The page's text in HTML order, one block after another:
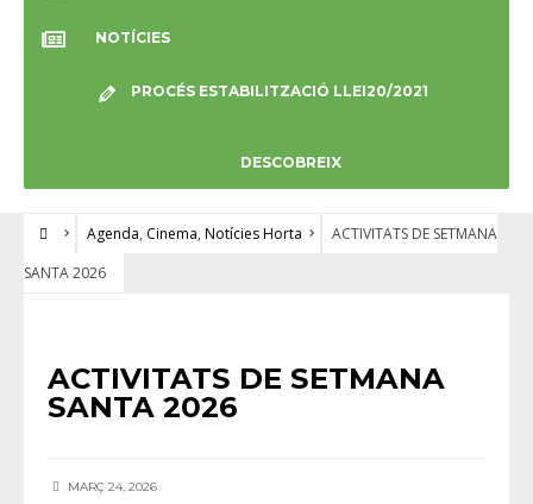
NOTÍCIES
PROCÉS ESTABILITZACIÓ LLEI20/2021
DESCOBREIX
Agenda, Cinema, Notícies Horta
ACTIVITATS DE SETMANA
SANTA 2026
ACTIVITATS DE SETMANA
SANTA 2026
MARÇ 24, 2026